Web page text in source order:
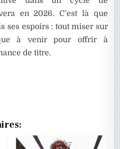
en 2026. C’est là que
ses espoirs : tout miser sur
à venir pour offrir à
de titre.